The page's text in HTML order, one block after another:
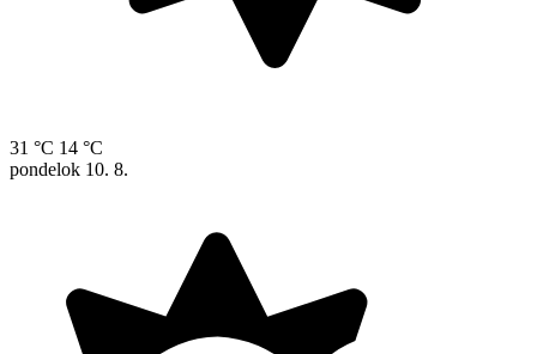
31 °C 14 °C
pondelok 10. 8.